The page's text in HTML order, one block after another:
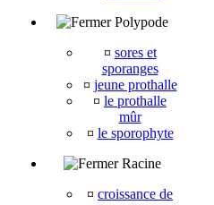
Polypode
¤ sores et
sporanges
¤ jeune prothalle
¤ le prothalle
mûr
¤ le sporophyte
Racine
¤ croissance de